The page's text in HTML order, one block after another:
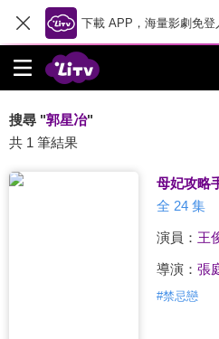
下載 APP，海量影劇免登
搜尋 "郭星冶"
共 1 筆結果
母妃攻略
全 24 集
演員： 王
導演： 張
#禁忌戀